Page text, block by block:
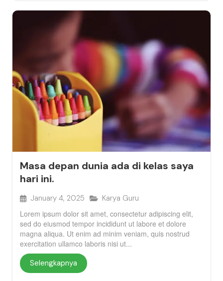
Masa depan dunia ada di kelas saya
hari ini.
January 4, 2025
Karya Guru
Lorem ipsum dolor sit amet, consectetur adipiscing elit,
sed do eiusmod tempor incididunt ut labore et dolore
magna aliqua. Ut enim ad minim veniam, quis nostrud
exercitation ullamco laboris nisi ut...
Selengkapnya